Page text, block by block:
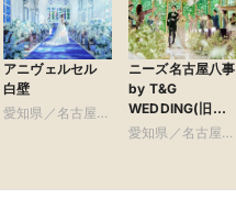
アニヴェルセル
白壁
愛知県／名古屋
ニーズ名古屋八事
by T&G
WEDDING(旧
アーヴェリール迎
愛知県／名古屋